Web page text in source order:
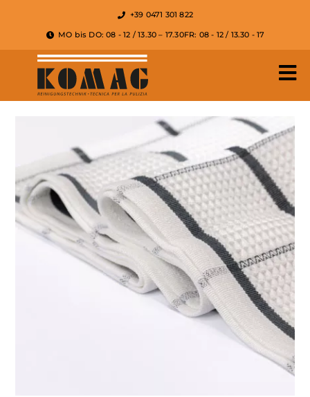
+39 0471 301 822
MO bis DO: 08 - 12 / 13.30 – 17.30FR: 08 - 12 / 13.30 - 17